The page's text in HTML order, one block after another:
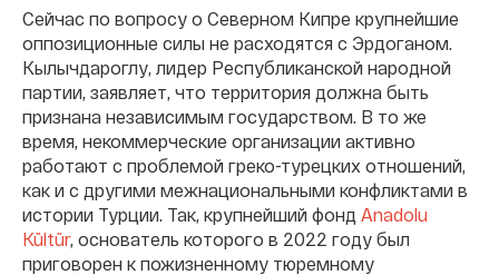
Сейчас по вопросу о Северном Кипре крупнейшие
оппозиционные силы не расходятся с Эрдоганом.
Кылычдароглу, лидер Республиканской народной
партии, заявляет, что территория должна быть
признана независимым государством. В то же
время, некоммерческие организации активно
работают с проблемой греко-турецких отношений,
как и с другими межнациональными конфликтами в
истории Турции. Так, крупнейший фонд Anadolu
Kültür, основатель которого в 2022 году был
приговорен к пожизненному тюремному